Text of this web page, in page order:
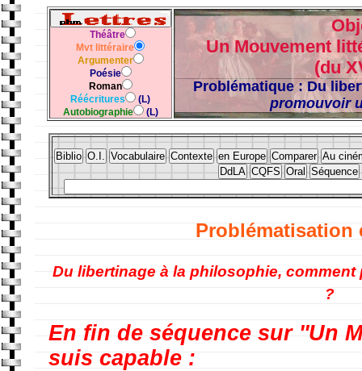
Théâtre
Mvt littéraire
Argumenter
Poésie
Roman
Réécritures
(L)
Autobiographie
(L)
Un Mouvement
(du
Problématique : Du
promouvoir
Problématisation
Du libertinage à la philosophie, comment
?
En fin de séquence sur ''Un
suis capable :